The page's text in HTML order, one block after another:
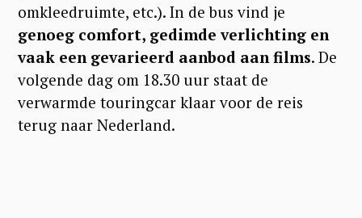
omkleedruimte, etc.). In de bus vind je
genoeg comfort, gedimde verlichting en
vaak een gevarieerd aanbod aan films. De
volgende dag om 18.30 uur staat de
verwarmde touringcar klaar voor de reis
terug naar Nederland.